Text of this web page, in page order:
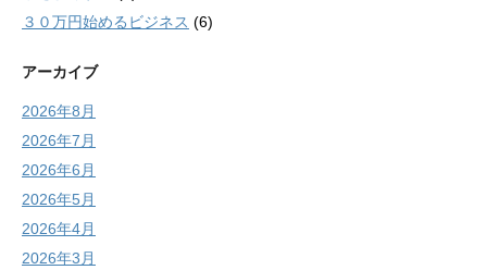
３０万円始めるビジネス (6)
アーカイブ
2026年8月
2026年7月
2026年6月
2026年5月
2026年4月
2026年3月